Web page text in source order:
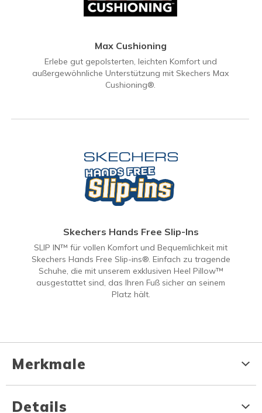
Max Cushioning
Erlebe gut gepolsterten, leichten Komfort und
außergewöhnliche Unterstützung mit Skechers Max
Cushioning®.
Skechers Hands Free Slip-Ins
SLIP IN™ für vollen Komfort und Bequemlichkeit mit
Skechers Hands Free Slip-ins®. Einfach zu tragende
Schuhe, die mit unserem exklusiven Heel Pillow™
ausgestattet sind, das Ihren Fuß sicher an seinem
Platz hält.
Merkmale
Details